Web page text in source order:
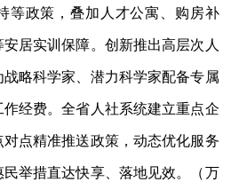
等政策，叠加人才公寓、购房补
居实训保障。创新推出高层次人
略科学家、潜力科学家配备专属
经费。全省人社系统建立重点企
点精准推送政策，动态优化服务
举措直达快享、落地见效。（万